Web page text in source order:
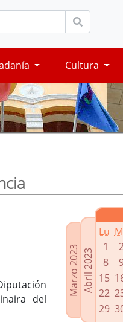
Cultura
Marzo 2023Abril 2023
Lu
1
8
15
22
29
del